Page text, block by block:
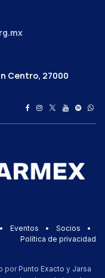
Centro, 27000
• Eventos • Socios
•
Política de privacidad
por Punto Exacto y Jarsa